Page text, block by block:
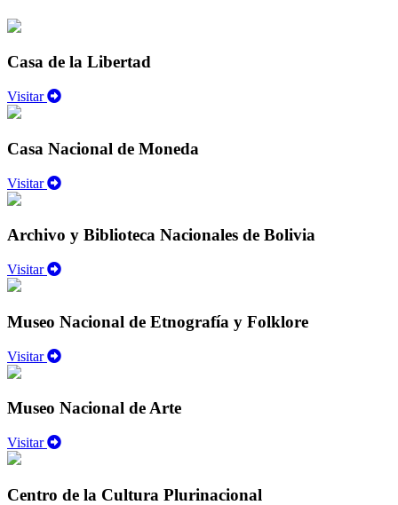
Casa de la Libertad
Visitar
Casa Nacional de Moneda
Visitar
Archivo y Biblioteca Nacionales de Bolivia
Visitar
Museo Nacional de Etnografía y Folklore
Visitar
Museo Nacional de Arte
Visitar
Centro de la Cultura Plurinacional